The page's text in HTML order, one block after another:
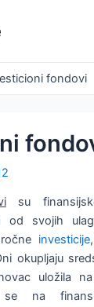
fondovi
su
od svojih
investicije
okupljaju
uložila na
se na